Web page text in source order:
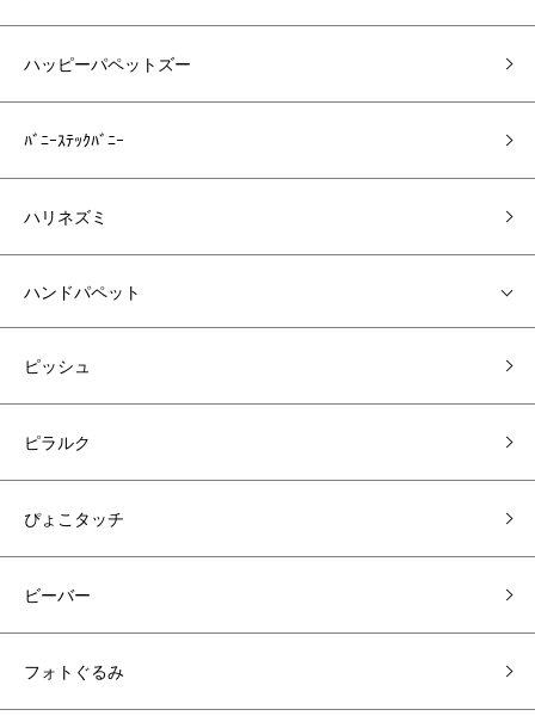
ハッピーパペットズー
ﾊﾞﾆｰｽﾃｯｸﾊﾞﾆｰ
ハリネズミ
ハンドパペット
ピッシュ
ピラルク
ぴょこタッチ
ビーバー
フォトぐるみ